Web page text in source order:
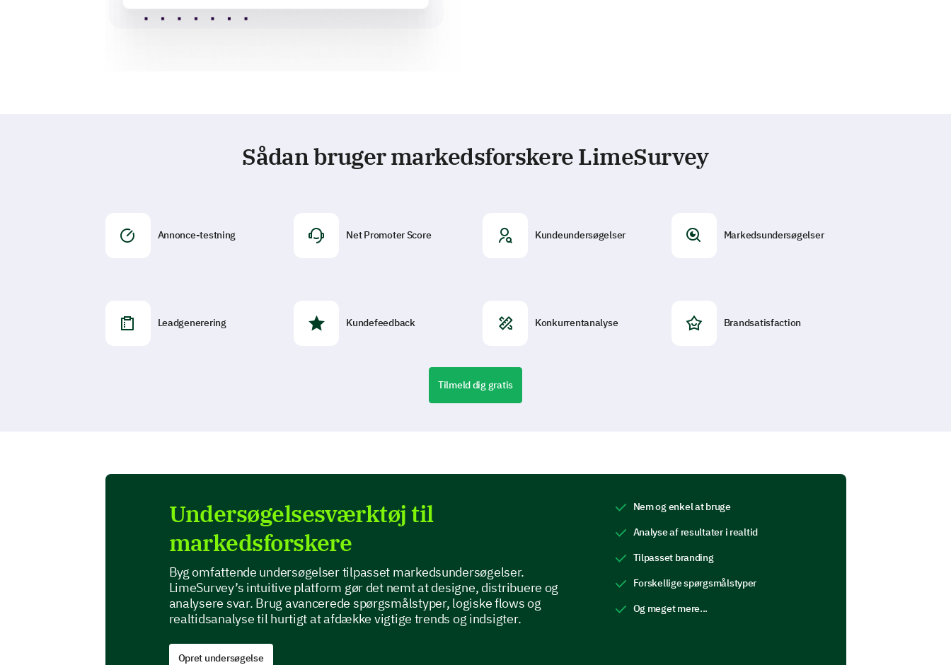
Sådan bruger markedsforskere LimeSurvey
Annonce-testning Net Promoter Score Kundeundersøgelser Markedsundersøgelser
Leadgenerering Kundefeedback Konkurrentanalyse Brandsatisfaction
Tilmeld dig gratis
Undersøgelsesværktøj til
markedsforskere
Byg omfattende undersøgelser tilpasset markedsundersøgelser.
LimeSurvey’s intuitive platform gør det nemt at designe, distribuere og
analysere svar. Brug avancerede spørgsmålstyper, logiske flows og
realtidsanalyse til hurtigt at afdække vigtige trends og indsigter.
Opret undersøgelse
Nem og enkel at bruge
Analyse af resultater i realtid
Tilpasset branding
Forskellige spørgsmålstyper
Og meget mere...